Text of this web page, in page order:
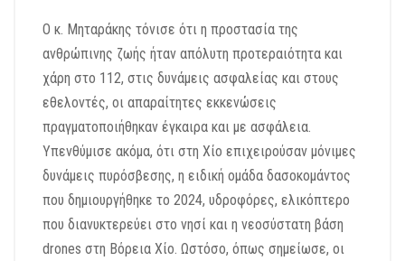
Ο κ. Μηταράκης τόνισε ότι η προστασία της
ανθρώπινης ζωής ήταν απόλυτη προτεραιότητα και
χάρη στο 112, στις δυνάμεις ασφαλείας και στους
εθελοντές, οι απαραίτητες εκκενώσεις
πραγματοποιήθηκαν έγκαιρα και με ασφάλεια.
Υπενθύμισε ακόμα, ότι στη Χίο επιχειρούσαν μόνιμες
δυνάμεις πυρόσβεσης, η ειδική ομάδα δασοκομάντος
που δημιουργήθηκε το 2024, υδροφόρες, ελικόπτερο
που διανυκτερεύει στο νησί και η νεοσύστατη βάση
drones στη Βόρεια Χίο. Ωστόσο, όπως σημείωσε, οι